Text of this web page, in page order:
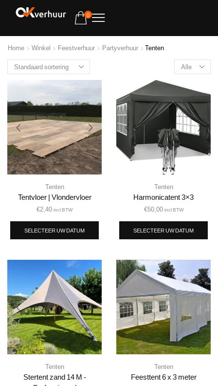
0
Home Winkel Feestverhuur Partyverhuur Tenten
Tenten
Tentvloer | Vlondervloer
€2,40 incl BTW
SELECTEER UW DATUM
Tenten
Harmonicatent 3×3
€50,00 incl BTW
SELECTEER UW DATUM
Tenten
Stertent zand 14 M -
Tenten
Feesttent 6 x 3 meter